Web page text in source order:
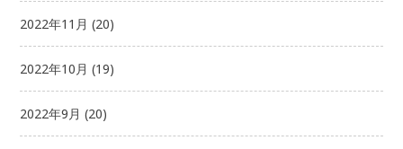
2022年11月 (20)
2022年10月 (19)
2022年9月 (20)